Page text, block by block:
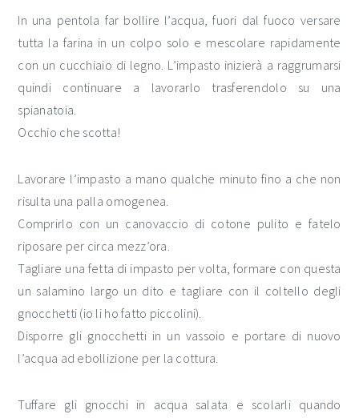
In una pentola far bollire l’acqua, fuori dal fuoco versare
tutta la farina in un colpo solo e mescolare rapidamente
con un cucchiaio di legno. L’impasto inizierà a raggrumarsi
quindi continuare a lavorarlo trasferendolo su una
spianatoia.
Occhio che scotta!
Lavorare l’impasto a mano qualche minuto fino a che non
risulta una palla omogenea.
Comprirlo con un canovaccio di cotone pulito e fatelo
riposare per circa mezz’ora.
Tagliare una fetta di impasto per volta, formare con questa
un salamino largo un dito e tagliare con il coltello degli
gnocchetti (io li ho fatto piccolini).
Disporre gli gnocchetti in un vassoio e portare di nuovo
l’acqua ad ebollizione per la cottura.
Tuffare gli gnocchi in acqua salata e scolarli quando